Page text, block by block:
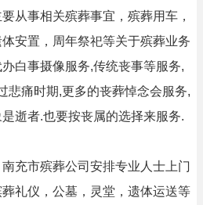
从事相关殡葬事宜，殡葬用车，
安置，周年祭祀等关于殡葬业务
白事摄像服务,传统丧事等服务,
悲痛时期,更多的丧葬悼念会服务,
逝者.也要按丧属的选择来服务.
充市殡葬公司安排专业人士上门
礼仪，公墓，灵堂，遗体运送等